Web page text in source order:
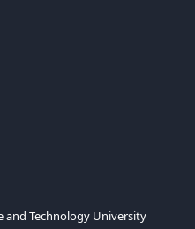
and Technology University